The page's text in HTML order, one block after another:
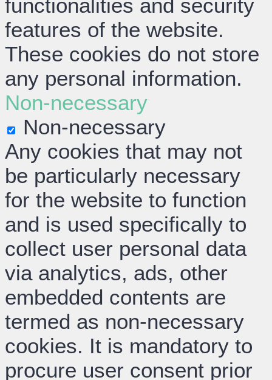
functionalities and security
features of the website.
These cookies do not store
any personal information.
Non-necessary
Non-necessary
Any cookies that may not
be particularly necessary
for the website to function
and is used specifically to
collect user personal data
via analytics, ads, other
embedded contents are
termed as non-necessary
cookies. It is mandatory to
procure user consent prior